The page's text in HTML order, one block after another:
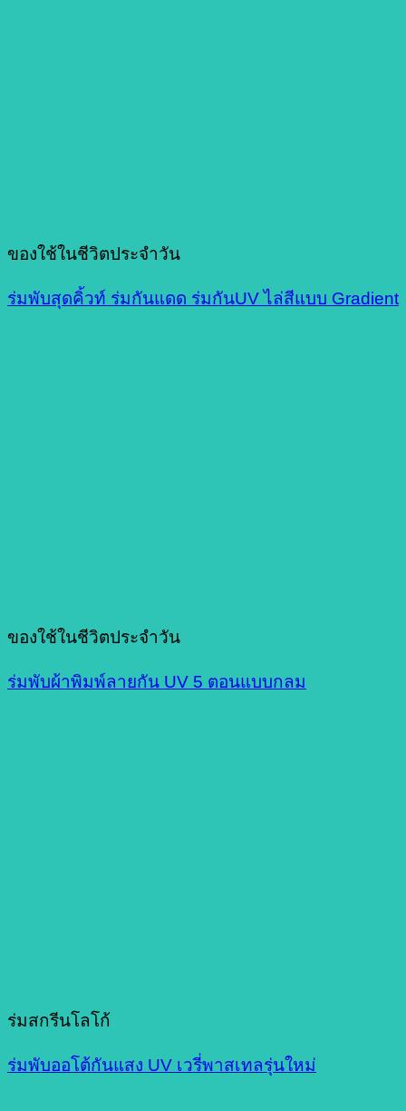
ของใช้ในชีวิตประจำวัน
ร่มพับสุดคิ้วท์ ร่มกันแดด ร่มกันUV ไล่สีแบบ Gradient
ของใช้ในชีวิตประจำวัน
ร่มพับผ้าพิมพ์ลายกัน UV 5 ตอนแบบกลม
ร่มสกรีนโลโก้
ร่มพับออโต้กันแสง UV เวรี่พาสเทลรุ่นใหม่